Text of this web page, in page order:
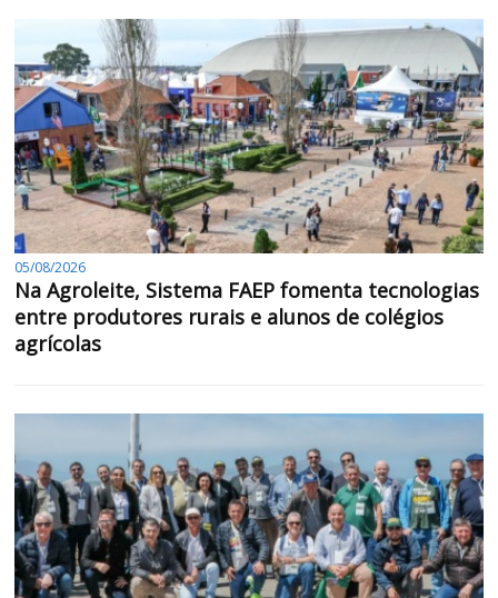
05/08/2026
Na Agroleite, Sistema FAEP fomenta tecnologias
entre produtores rurais e alunos de colégios
agrícolas